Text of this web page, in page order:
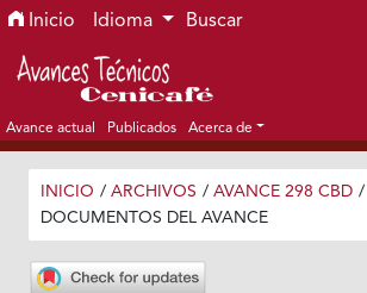
Ir al menú de navegación principal
Ir al contenido principal
Ir al pie de página del sitio
Inicio Idioma Buscar
Avance actual Publicados Acerca de
INICIO / ARCHIVOS / AVANCE 298 CBD /
DOCUMENTOS DEL AVANCE